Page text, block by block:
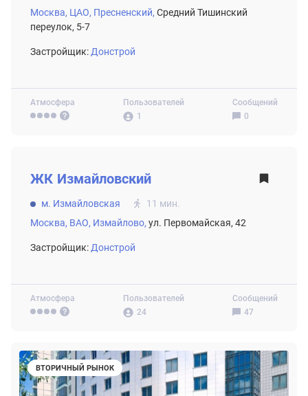
Атмосфера
Пользователей
1
Сообщений
0
Москва, ЦАО, Пресненский, Средний Тишинский
переулок, 5-7
Застройщик: Донстрой
ВТОРИЧНЫЙ РЫНОК
Атмосфера
Пользователей
24
Сообщений
47
ЖК Измайловский
м. Измайловская
11 мин.
Москва, ВАО, Измайлово, ул. Первомайская, 42
Застройщик:Донстрой
ВТОРИЧНЫЙ РЫНОК